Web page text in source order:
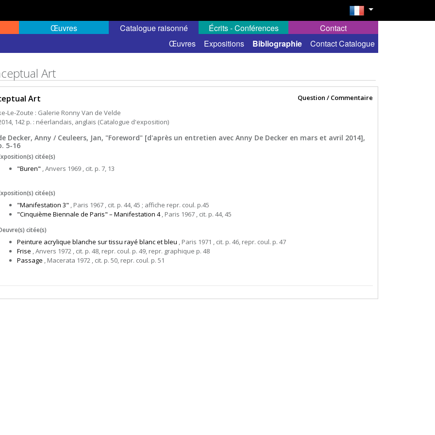
Œuvres
Catalogue raisonné
Œuvres Expositions Bibliographie Contact Catalogue
Écrits - Conférences Contact
Art
Art
Question / Commentaire
Le-Zoute : Galerie Ronny Van de Velde
142 p. : néerlandais, anglais (Catalogue d'exposition)
Decker, Anny / Ceuleers, Jan, "Foreword" [d'après un entretien avec Anny De Decker en mars et avril 2014],
5-16
citée(s)
"Buren" , Anvers 1969 , cit. p. 7, 13
citée(s)
"Manifestation 3" , Paris 1967 , cit. p. 44, 45 ; affiche repr. coul. p.45
"Cinquième Biennale de Paris" – Manifestation 4, Paris 1967 , cit. p. 44, 45
citée(s)
Peinture acrylique blanche sur tissu rayé blanc et bleu , Paris 1971 , cit. p. 46, repr. coul. p. 47
Frise , Anvers 1972 , cit. p. 48, repr. coul. p. 49, repr. graphique p. 48
Passage , Macerata 1972 , cit. p. 50, repr. coul. p. 51